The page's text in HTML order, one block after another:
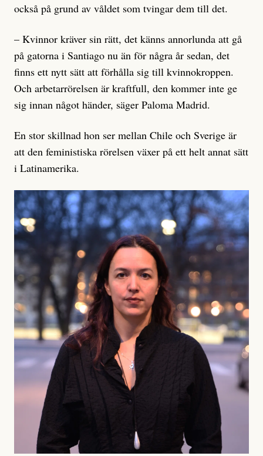
också på grund av våldet som tvingar dem till det.
– Kvinnor kräver sin rätt, det känns annorlunda att gå
på gatorna i Santiago nu än för några år sedan, det
finns ett nytt sätt att förhålla sig till kvinnokroppen.
Och arbetarrörelsen är kraftfull, den kommer inte ge
sig innan något händer, säger Paloma Madrid.
En stor skillnad hon ser mellan Chile och Sverige är
att den feministiska rörelsen växer på ett helt annat sätt
i Latinamerika.